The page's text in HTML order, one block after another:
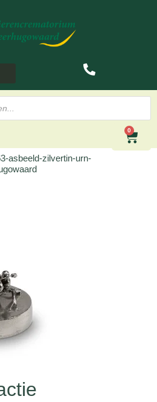
0
asbeeld-zilvertin-urn-